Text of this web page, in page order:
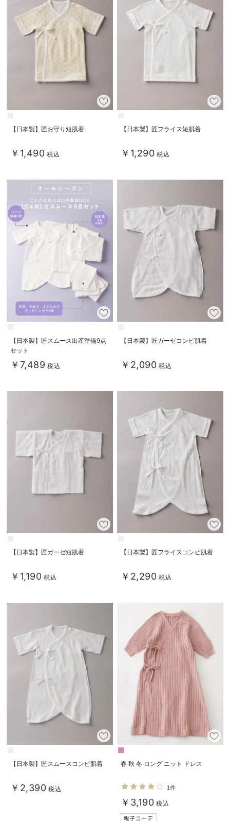
【日本製】匠お守り短肌着
￥1,490 税込
【日本製】匠フライス短肌着
￥1,290 税込
【日本製】匠スムース出産準備9点
セット
￥7,489 税込
【日本製】匠ガーゼコンビ肌着
￥2,090 税込
【日本製】匠ガーゼ短肌着
￥1,190 税込
【日本製】匠フライスコンビ肌着
￥2,290 税込
【日本製】匠スムースコンビ肌着
￥2,390 税込
春 秋 冬 ロング ニット ドレス
1件
￥3,190 税込